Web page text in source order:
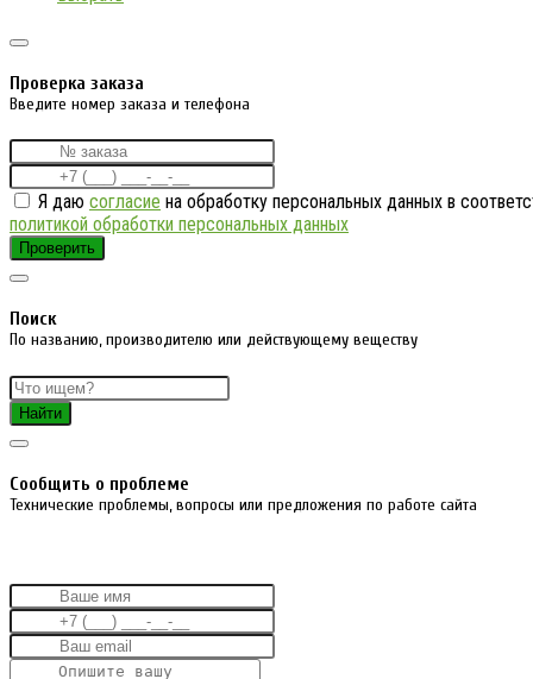
Проверка заказа
Введите номер заказа и телефона
Я даю согласие на обработку персональных данных в
политикой обработки персональных данных
Проверить
Поиск
По названию, производителю или действующему веществу
Найти
Cообщить о проблеме
Технические проблемы, вопросы или предложения по работе сайта